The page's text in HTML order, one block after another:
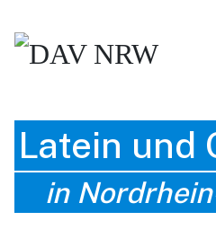
Latein und
in